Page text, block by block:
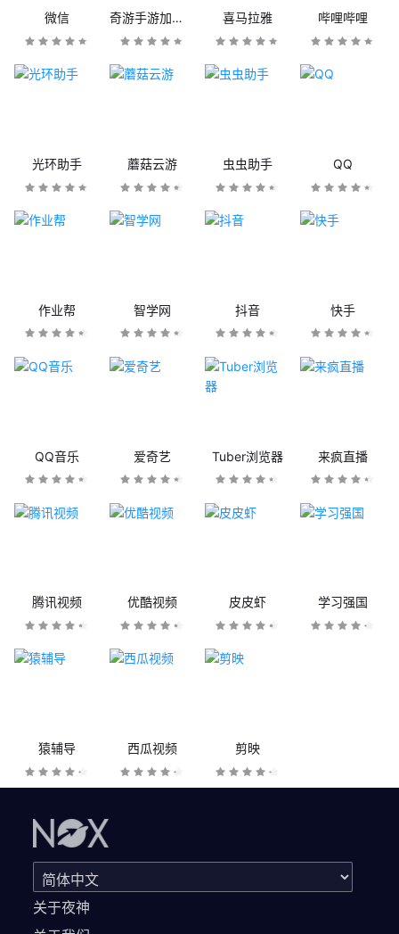
微信 奇游手游加速器 喜马拉雅 哔哩哔哩
光环助手 蘑菇云游 虫虫助手 QQ
作业帮 智学网 抖音 快手
QQ音乐 爱奇艺 Tuber浏览器 来疯直播
腾讯视频 优酷视频 皮皮虾 学习强国
猿辅导 西瓜视频 剪映
关于夜神